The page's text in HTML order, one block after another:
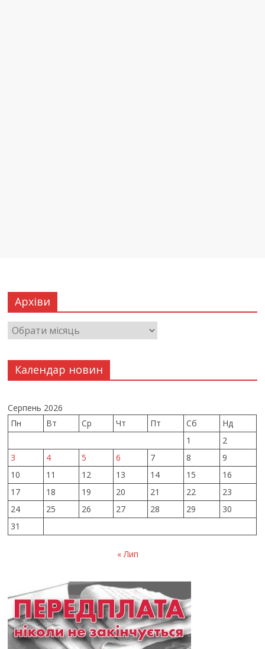
Архіви
Календар новин
Серпень 2026
Пн
Вт Ср Чт Пт Сб
Нд
1
2
3
4 5 6 7 8
9
10
11 12 13 14 15
16
17
18 19 20 21 22
23
24
25 26 27 28 29
30
31
« Лип